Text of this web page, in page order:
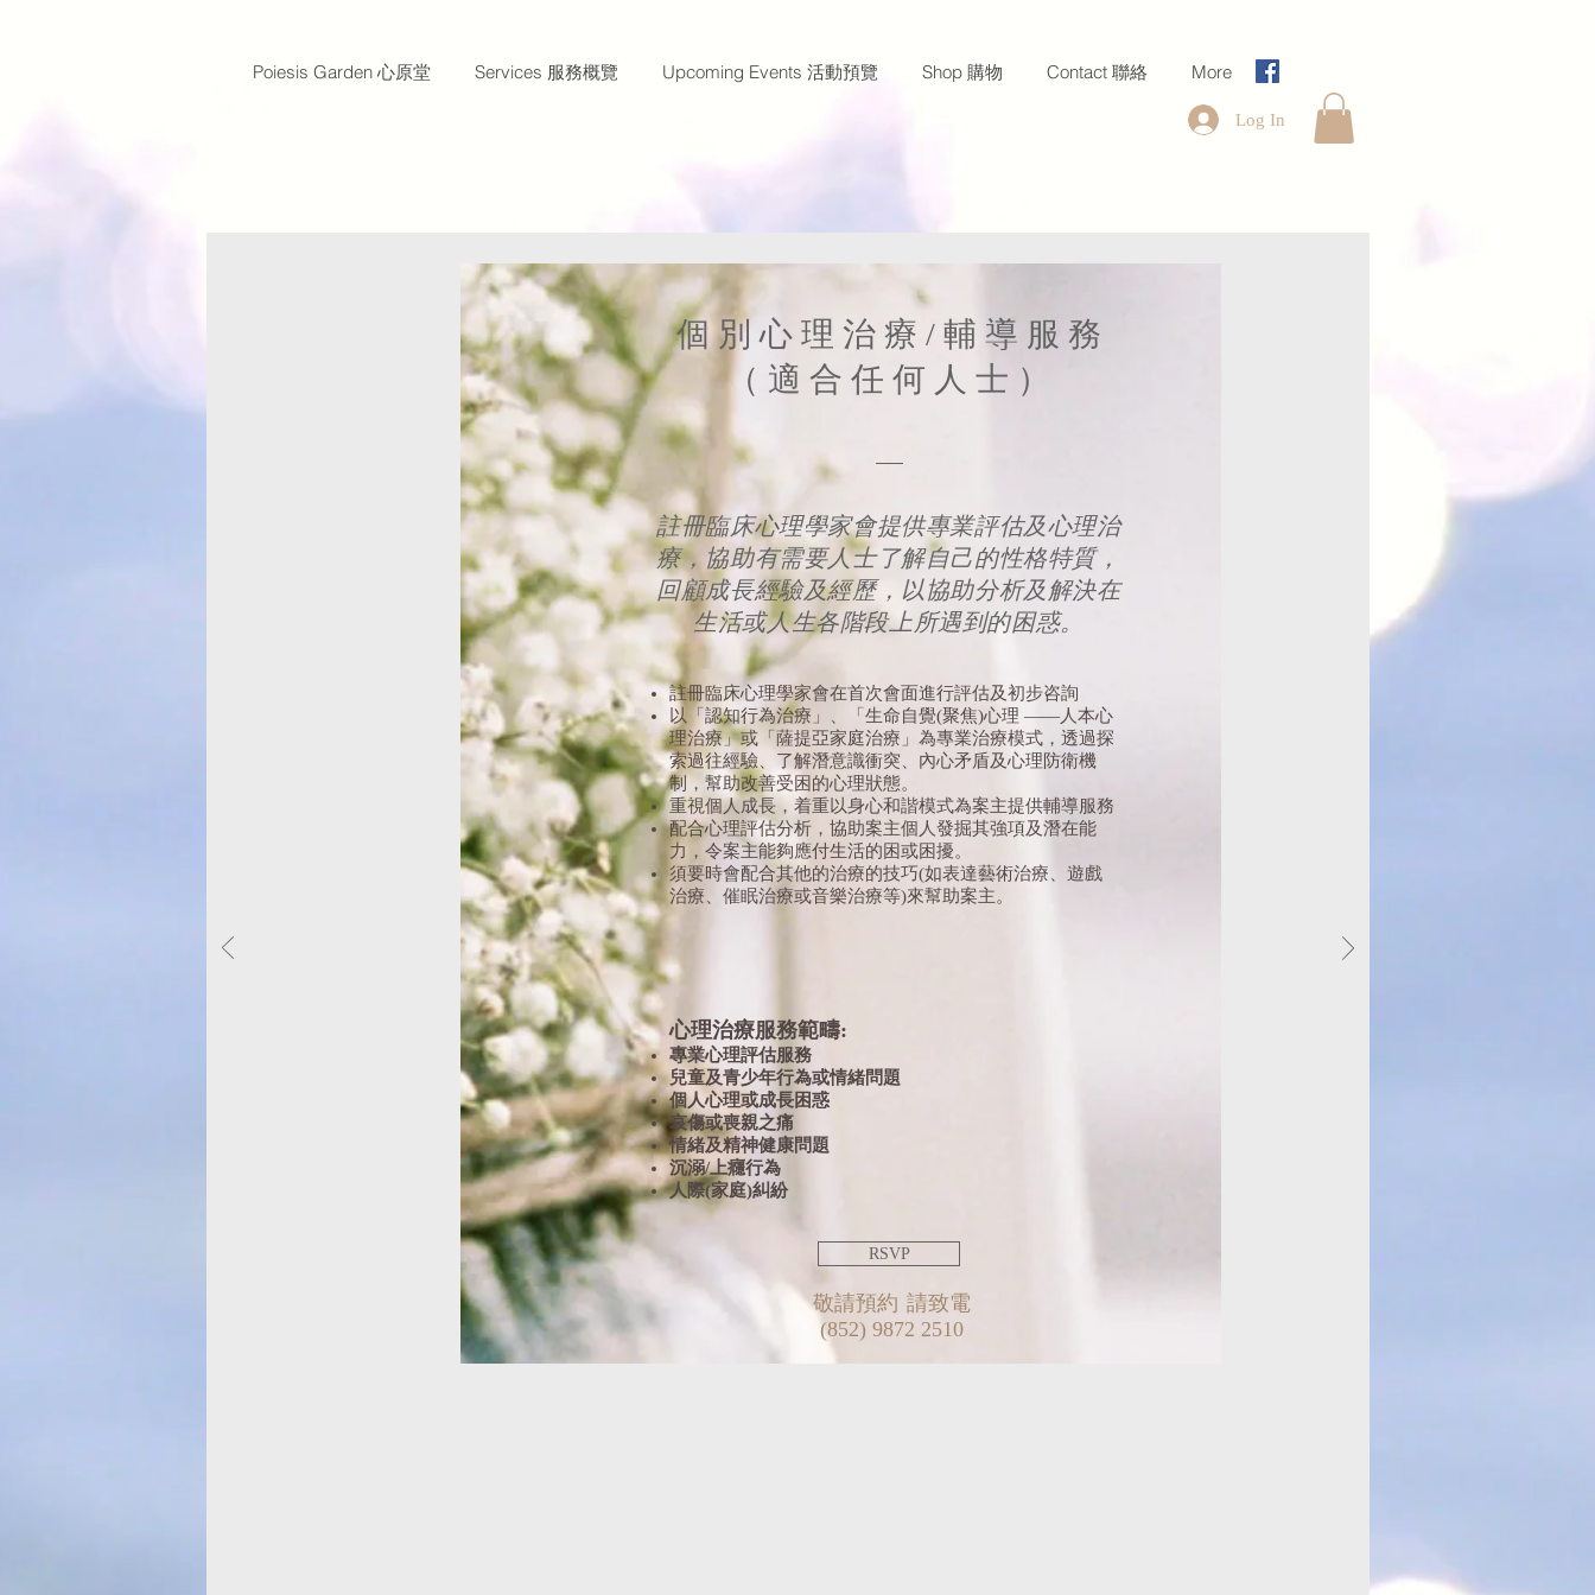
Poiesis Garden 心原堂 Services 服務概覽 Upcoming Events 活動預覽 Shop 購物 Contact 聯絡 More
Log In
個別心理治療/輔導服務
（適合任何人士）
註冊臨床心理學家會提供專業評估及心理治
療，協助有需要人士了解自己的性格特質，
回顧成長經驗及經歷，以協助分析及解決在
生活或人生各階段上所遇到的困惑。
註冊臨床心理學家會在首次會面進行評估及初步咨詢
以「認知行為治療」、「生命自覺(聚焦)心理 ——人本心
理治療」或「薩提亞家庭治療」為專業治療模式，透過探
索過往經驗、了解潛意識衝突、內心矛盾及心理防衛機
制，幫助改善受困的心理狀態。
重視個人成長，着重以身心和諧模式為案主提供輔導服務
配合心理評估分析，協助案主個人發掘其強項及潛在能
力，令案主能夠應付生活的困或困擾。
須要時會配合其他的治療的技巧(如表達藝術治療、遊戲
治療、催眠治療或音樂治療等)來幫助案主。​
心理治療服務範疇:
​專業心理評估服務
兒童及青少年行為或情緒問題
個人心理或成長困惑
哀傷或喪親之痛
情緒及精神健康問題
沉溺/上癮行為
人際(家庭)糾紛
RSVP
敬請預約 請致電
(852) 9872 2510